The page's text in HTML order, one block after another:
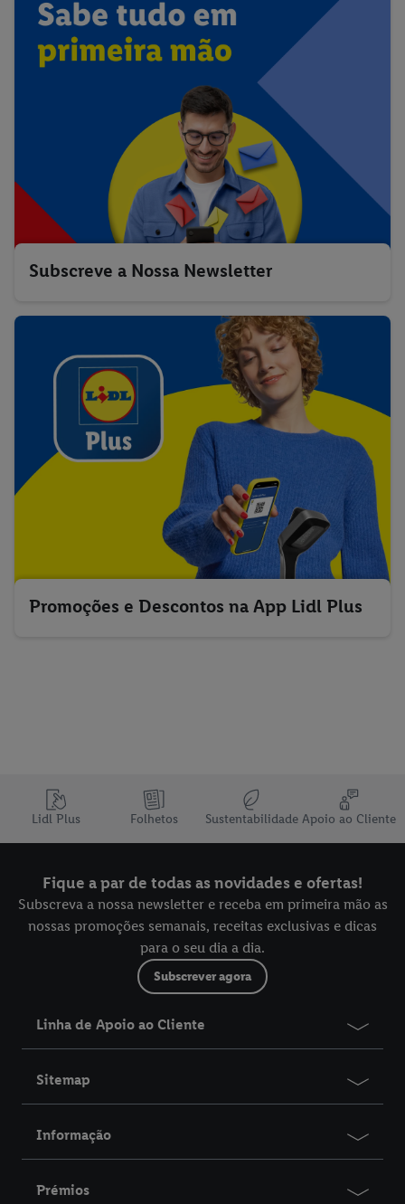
Subscreve a Nossa Newsletter
Promoções e Descontos na App Lidl Plus
Lidl Plus Folhetos Sustentabilidade Apoio ao Cliente
Fique a par de todas as novidades e ofertas!
Subscreva a nossa newsletter e receba em primeira mão as
nossas promoções semanais, receitas exclusivas e dicas
para o seu dia a dia.
Subscrever agora
Linha de Apoio ao Cliente
Sitemap
Informação
Prémios